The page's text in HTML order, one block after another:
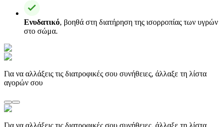
Ενυδατικό, βοηθά στη διατήρηση της ισορροπίας των υγρών
στο σώμα.
Για να αλλάξεις τις διατροφικές σου συνήθειες, άλλαξε τη λίστα
αγορών σου
Για να αλλάξεις τις διατροφικές σου συνήθειες, άλλαξε τη λίστα